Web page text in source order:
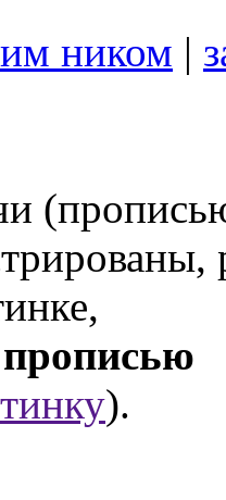
ником |
прописью
).